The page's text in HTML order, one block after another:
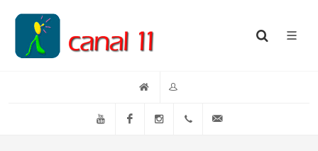
YouTube FacebookInstagram(+54)(9)3548-576073